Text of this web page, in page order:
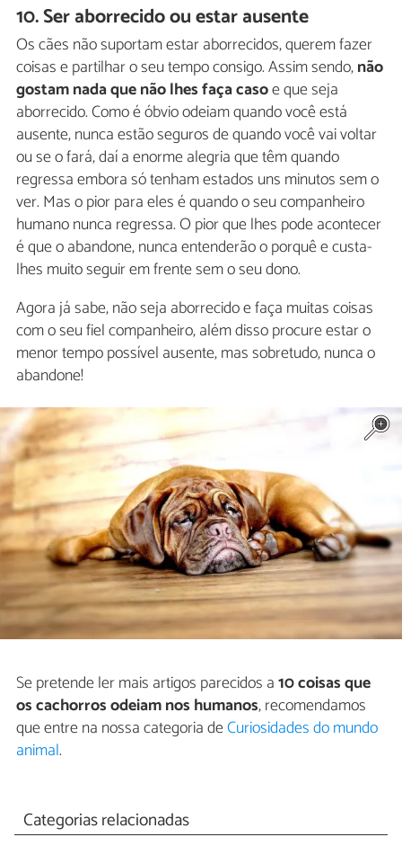
10. Ser aborrecido ou estar ausente
Os cães não suportam estar aborrecidos, querem fazer
coisas e partilhar o seu tempo consigo. Assim sendo,não
gostam nada que não lhes faça casoe que seja
aborrecido. Como é óbvio odeiam quando você está
ausente, nunca estão seguros de quando você vai voltar
ou se o fará, daí a enorme alegria que têm quando
regressa embora só tenham estados uns minutos sem o
ver. Mas o pior para eles é quando o seu companheiro
humano nunca regressa. O pior que lhes pode acontecer
é que o abandone, nunca entenderão o porquê e custa-
lhes muito seguir em frente sem o seu dono.
Agora já sabe, não seja aborrecido e faça muitas coisas
com o seu fiel companheiro, além disso procure estar o
menor tempo possível ausente, mas sobretudo, nunca o
abandone!
Se pretende ler mais artigos parecidos a10 coisas que
os cachorros odeiam nos humanos, recomendamos
que entre na nossa categoria deCuriosidades do mundo
animal.
Categorias relacionadas